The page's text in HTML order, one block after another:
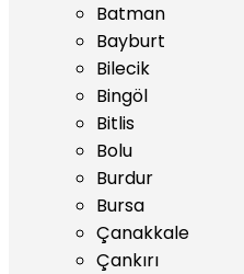
Batman
Bayburt
Bilecik
Bingöl
Bitlis
Bolu
Burdur
Bursa
Çanakkale
Çankırı